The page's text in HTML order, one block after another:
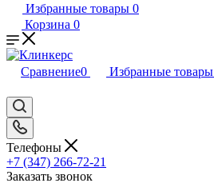
Избранные товары 0
Корзина 0
Сравнение0 Избранные товары
Телефоны
+7 (347) 266-72-21
Заказать звонок